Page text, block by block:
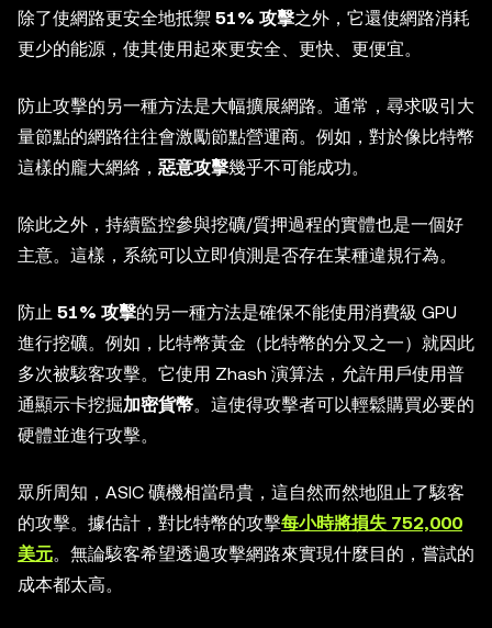
除了使網路更安全地抵禦 51% 攻擊之外，它還使網路消耗
更少的能源，使其使用起來更安全、更快、更便宜。
防止攻擊的另一種方法是大幅擴展網路。通常，尋求吸引大
量節點的網路往往會激勵節點營運商。例如，對於像比特幣
這樣的龐大網絡， 惡意攻擊幾乎不可能成功。
除此之外，持續監控參與挖礦/質押過程的實體也是一個好
主意。這樣，系統可以立即偵測是否存在某種違規行為。
防止 51% 攻擊的另一種方法是確保不能使用消費級 GPU
進行挖礦。例如，比特幣黃金（比特幣的分叉之一）就因此
多次被駭客攻擊。它使用 Zhash 演算法，允許用戶使用普
通顯示卡挖掘加密貨幣。這使得攻擊者可以輕鬆購買必要的
硬體並進行攻擊。
眾所周知，ASIC 礦機相當昂貴，這自然而然地阻止了駭客
的攻擊。據估計，對比特幣的攻擊每小時將損失 752,000
美元。無論駭客希望透過攻擊網路來實現什麼目的，嘗試的
成本都太高。